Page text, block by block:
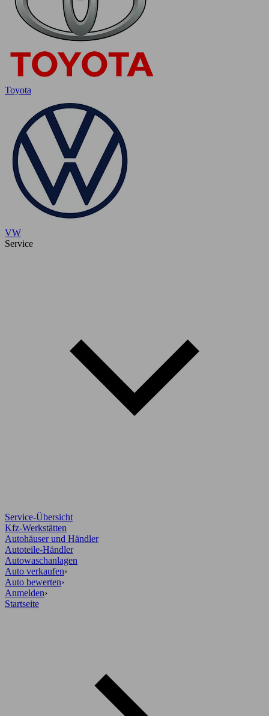
Toyota
VW
Service
Service-Übersicht
Kfz-Werkstätten
Autohäuser und Händler
Autoteile-Händler
Autowaschanlagen
Auto verkaufen›
Auto bewerten›
Anmelden›
Startseite